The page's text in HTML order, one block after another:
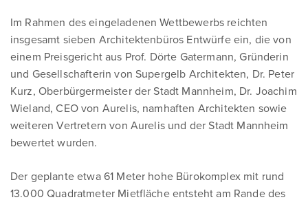
Im Rahmen des eingeladenen Wettbewerbs reichten
insgesamt sieben Architektenbüros Entwürfe ein, die von
einem Preisgericht aus Prof. Dörte Gatermann, Gründerin
und Gesellschafterin von Supergelb Architekten, Dr. Peter
Kurz, Oberbürgermeister der Stadt Mannheim, Dr. Joachim
Wieland, CEO von Aurelis, namhaften Architekten sowie
weiteren Vertretern von Aurelis und der Stadt Mannheim
bewertet wurden.
Der geplante etwa 61 Meter hohe Bürokomplex mit rund
13.000 Quadratmeter Mietfläche entsteht am Rande des